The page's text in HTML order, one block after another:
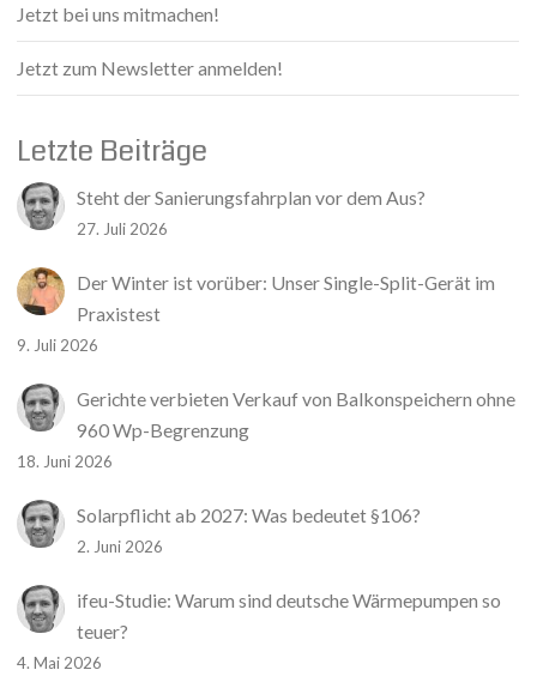
Jetzt bei uns mitmachen!
Jetzt zum Newsletter anmelden!
Letzte Beiträge
Steht der Sanierungsfahrplan vor dem Aus?
27. Juli 2026
Der Winter ist vorüber: Unser Single-Split-Gerät im
Praxistest
9. Juli 2026
Gerichte verbieten Verkauf von Balkonspeichern ohne
960 Wp-Begrenzung
18. Juni 2026
Solarpflicht ab 2027: Was bedeutet §106?
2. Juni 2026
ifeu-Studie: Warum sind deutsche Wärmepumpen so
teuer?
4. Mai 2026